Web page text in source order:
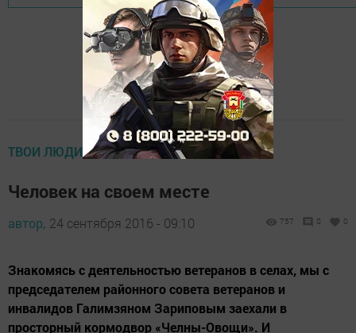
ТВОИ ЛЮДИ, СЕЛО
Человек на своем месте
автор, 24 сентября 2016 - 09:10 757 0 0
Знакомясь с деятельностью ветеранов в селах, мы с
председателем районного совета ветеранов и
инвалидов Галимзяном Зариповым заехали в
просторный кормодвор «Челны-Овощи». И